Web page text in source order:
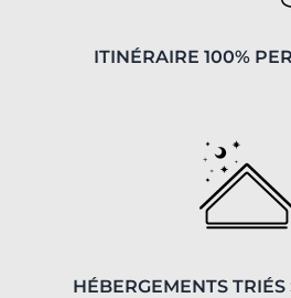
ITINÉRAIRE 100%
HÉBERGEMENTS